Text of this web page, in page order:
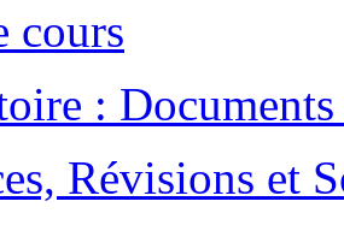
cours
:
Révisions et